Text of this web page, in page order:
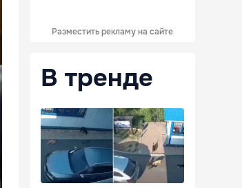
Разместить рекламу на сайте
В тренде